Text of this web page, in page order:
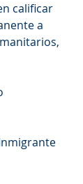
calificar
a